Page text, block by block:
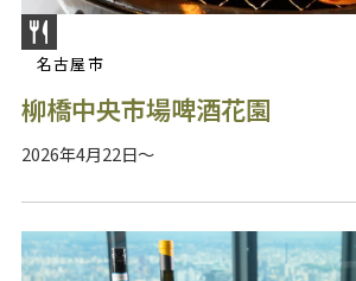
名古屋市
柳橋中央市場啤酒花園
2026年4月22日～